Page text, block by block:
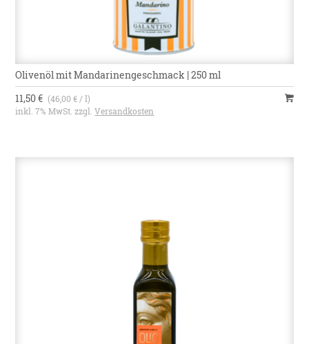
Olivenöl mit Mandarinengeschmack | 250 ml
11,50 € (46,00 € / l)
inkl. 7% MwSt. zzgl.Versandkosten